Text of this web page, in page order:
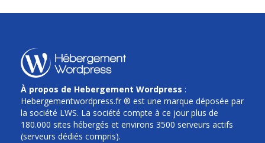
À propos de Hebergement Wordpress :
Hebergementwordpress.fr ® est une marque déposée par
la société LWS. La société compte à ce jour plus de
180.000 sites hébergés et environs 3500 serveurs actifs
(serveurs dédiés compris).